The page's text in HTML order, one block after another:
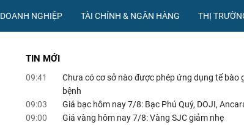
DOANH NGHIỆP TÀI CHÍNH & NGÂN HÀNG THỊ
TIN MỚI
09:41
Chưa có cơ sở nào được phép ứng dụng tế bào
bệnh
09:03
Giá bạc hôm nay 7/8: Bạc Phú Quý, DOJI,
09:00
Giá vàng hôm nay 7/8: Vàng SJC giảm nhẹ